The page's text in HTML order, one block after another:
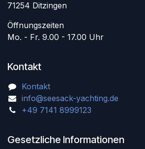
71254 Ditzingen
Öffnungszeiten
Mo. - Fr. 9.00 - 17.00 Uhr
Kontakt
Kontakt
info@seesack-yachting.de
+49 7141 8999123
Gesetzliche Informationen